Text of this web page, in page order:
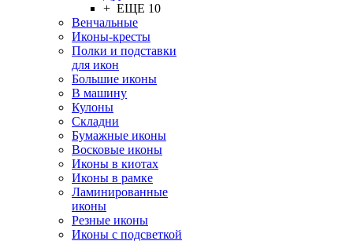
+ ЕЩЕ 10
Венчальные
Иконы-кресты
Полки и подставки
для икон
Большие иконы
В машину
Кулоны
Складни
Бумажные иконы
Восковые иконы
Иконы в киотах
Иконы в рамке
Ламинированные
иконы
Резные иконы
Иконы с подсветкой